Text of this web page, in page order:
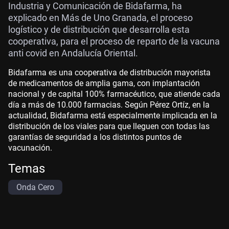
Industria y Comunicación de Bidafarma, ha
explicado en Más de Uno Granada, el proceso
logístico y de distribución que desarrolla esta
cooperativa, para el proceso de reparto de la vacuna
anti covid en Andalucía Oriental.
Bidafarma es una cooperativa de distribución mayorista
de medicamentos de amplia gama, con implantación
nacional y de capital 100% farmacéutico, que atiende cada
día a más de 10.000 farmacias. Según Pérez Ortíz, en la
actualidad, Bidafarma está especialmente implicada en la
distribución de los viales para que lleguen con todas las
garantías de seguridad a los distintos puntos de
vacunación.
Temas
Onda Cero